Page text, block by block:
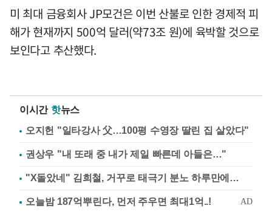
미 최대 금융회사 JP모건은 이번 산불로 인한 경제적 피
해가 현재까지 500억 달러(약73조 원)에 육박할 것으로
보인다고 추산했다.
이시간 핫뉴스
오지헌 "일타강사 父…100평 수영장 딸린 집 살았다"
권상우 "내 또래 중 내가 제일 빠른데 아들은…"
"X돌았네" 김희철, 거꾸로 태극기 분노 하루만에…